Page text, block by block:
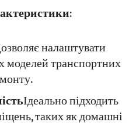
​:
налаштувати
моделей транспортних
Ідеально підходить
таких як домашні